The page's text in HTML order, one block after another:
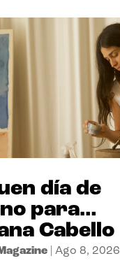
día de
para…
Cabello
| Ago 8, 2026